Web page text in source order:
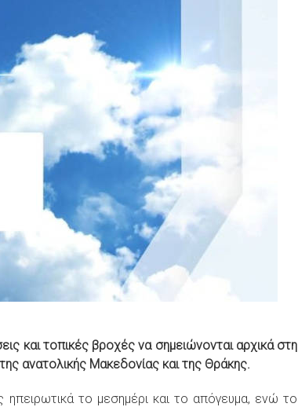
και τοπικές βροχές να σημειώνονται αρχικά στη
ανατολικής Μακεδονίας και της Θράκης.
το μεσημέρι και το απόγευμα, ενώ το